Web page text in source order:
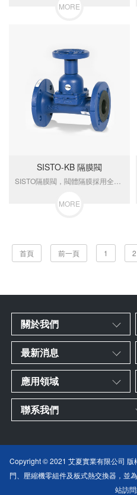
MORE
SISTO-KB 隔膜閥
MORE
首頁 前一頁 1 2
關於我們
最新消息
應用領域
聯系我們
Copyright © 2021 艾夏實業有限公司
門、壓縮機零組件及板式熱交換器，
站訪